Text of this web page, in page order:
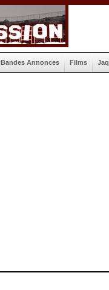
Bandes Annonces Films